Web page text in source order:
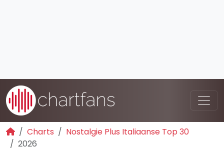
Charts
Nostalgie Plus Italiaanse Top 30
2026